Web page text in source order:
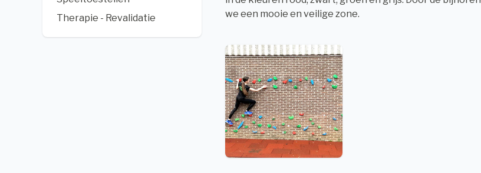
Therapie - Revalidatie
we een mooie en veilige zone.